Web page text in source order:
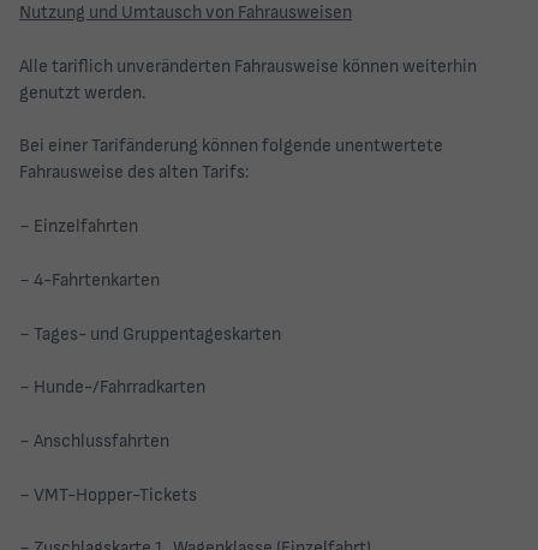
Nutzung und Umtausch von Fahrausweisen
Alle tariflich unveränderten Fahrausweise können weiterhin
genutzt werden.
Bei einer Tarifänderung können folgende unentwertete
Fahrausweise des alten Tarifs:
− Einzelfahrten
− 4-Fahrtenkarten
− Tages- und Gruppentageskarten
− Hunde-/Fahrradkarten
− Anschlussfahrten
− VMT-Hopper-Tickets